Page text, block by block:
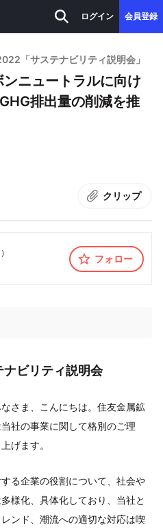
ログイン 会員登録
「サステナビリティ説明会」
ニュートラルに向け
排出量の削減を推
クリップ
）
フォロー
ビリティ説明会
なさま、こんにちは。住友金属鉱
社の事業に関して格別のご理
げます。
る企業の役割について、社会や
様化、具体化しており、当社と
ンド、潮流への適切な対応は喫